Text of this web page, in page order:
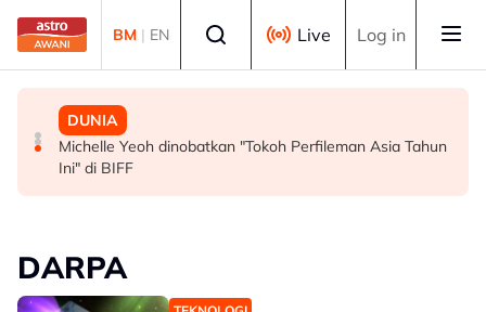
Skip to main content
BM | EN Live Log in
MALAYSIA
Persepsi negatif terhadap Bukit Malut tidak berasaskan
fakta - Ahli Akademik
MALAYSIA
Insiden rempuhan Jalan Ampang: Pendakwaan bantah
permohonan batal pertuduhan bunuh
DUNIA
Michelle Yeoh dinobatkan "Tokoh Perfileman Asia Tahun
Ini" di BIFF
DARPA